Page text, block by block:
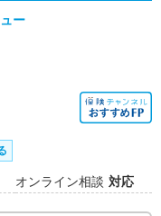
ー
オンライン相談 対応